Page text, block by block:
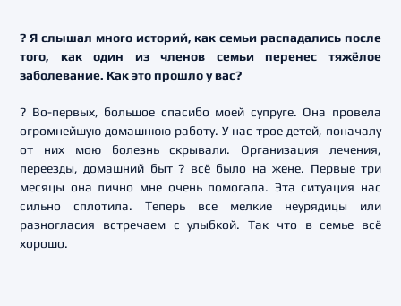
? Я слышал много историй, как семьи распадались после
того, как один из членов семьи перенес тяжёлое
заболевание. Как это прошло у вас?
? Во-первых, большое спасибо моей супруге. Она провела
огромнейшую домашнюю работу. У нас трое детей, поначалу
от них мою болезнь скрывали. Организация лечения,
переезды, домашний быт ? всё было на жене. Первые три
месяцы она лично мне очень помогала. Эта ситуация нас
сильно сплотила. Теперь все мелкие неурядицы или
разногласия встречаем с улыбкой. Так что в семье всё
хорошо.